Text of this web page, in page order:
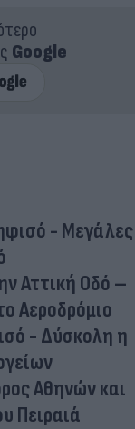
Google
- Μεγάλες
Αττική Οδό –
Αεροδρόμιο
- Δύσκολη η
Αθηνών και
Πειραιά